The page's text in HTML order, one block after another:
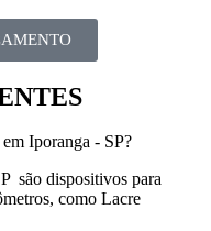
Iporanga - SP?
são dispositivos para
como Lacre